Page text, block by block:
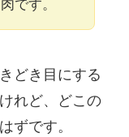
です。
どき目にする
れど、どこの
ずです。